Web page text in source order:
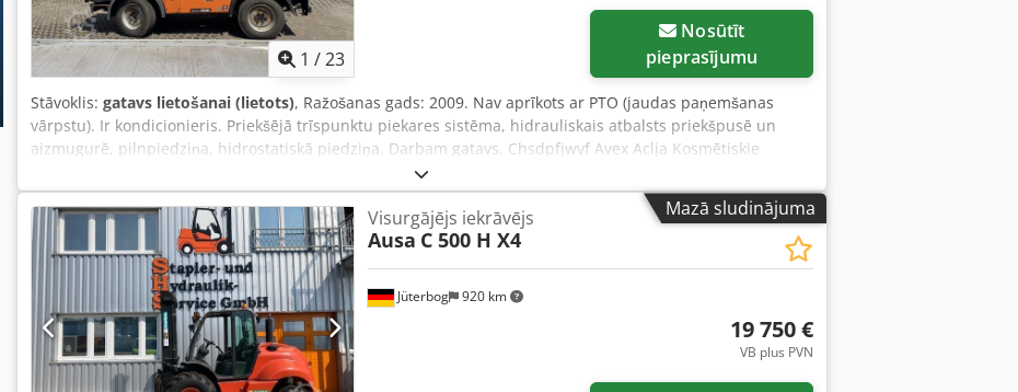
1 /23
pieprasījumu
Stāvoklis: gatavs lietošanai (lietots), Ražošanas gads: 2009. Nav aprīkots ar PTO (jaudas paņemšanas
vārpstu). Ir kondicionieris. Priekšējā trīspunktu piekares sistēma, hidrauliskais atbalsts priekšpusē un
aizmugurē, pilnpiedziņa, hidrostatiskā piedziņa. Darbam gatavs. Chsdpfjwvf Avex Aclja Kosmētiskie
defekti – skatīt attēlos. Vēlams, lai pircējs būtu dīleris vai eksportētājs. Iespējami kļūdaini dati.
Attēli/apraksts var atšķirties.
Mazā sludinājuma
Jüterbog 920 km
Visurgājējs iekrāvējs
Ausa C 500 H X4
19 750 €
VB plus PVN